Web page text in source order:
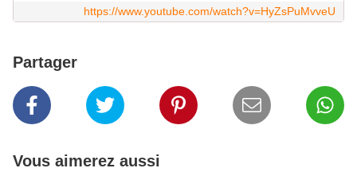
https://www.youtube.com/watch?v=HyZsPuMvveU
Partager
Vous aimerez aussi